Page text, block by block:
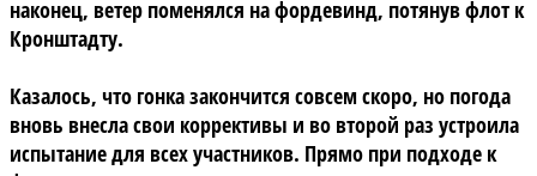
наконец, ветер поменялся на фордевинд, потянув флот к
Кронштадту.
Казалось, что гонка закончится совсем скоро, но погода
вновь внесла свои коррективы и во второй раз устроила
испытание для всех участников. Прямо при подходе к